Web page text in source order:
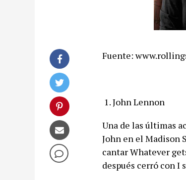
Fuente:
1. John Lennon
Una de las últimas
John en el Madison
cantar Whatever
después cerró con I